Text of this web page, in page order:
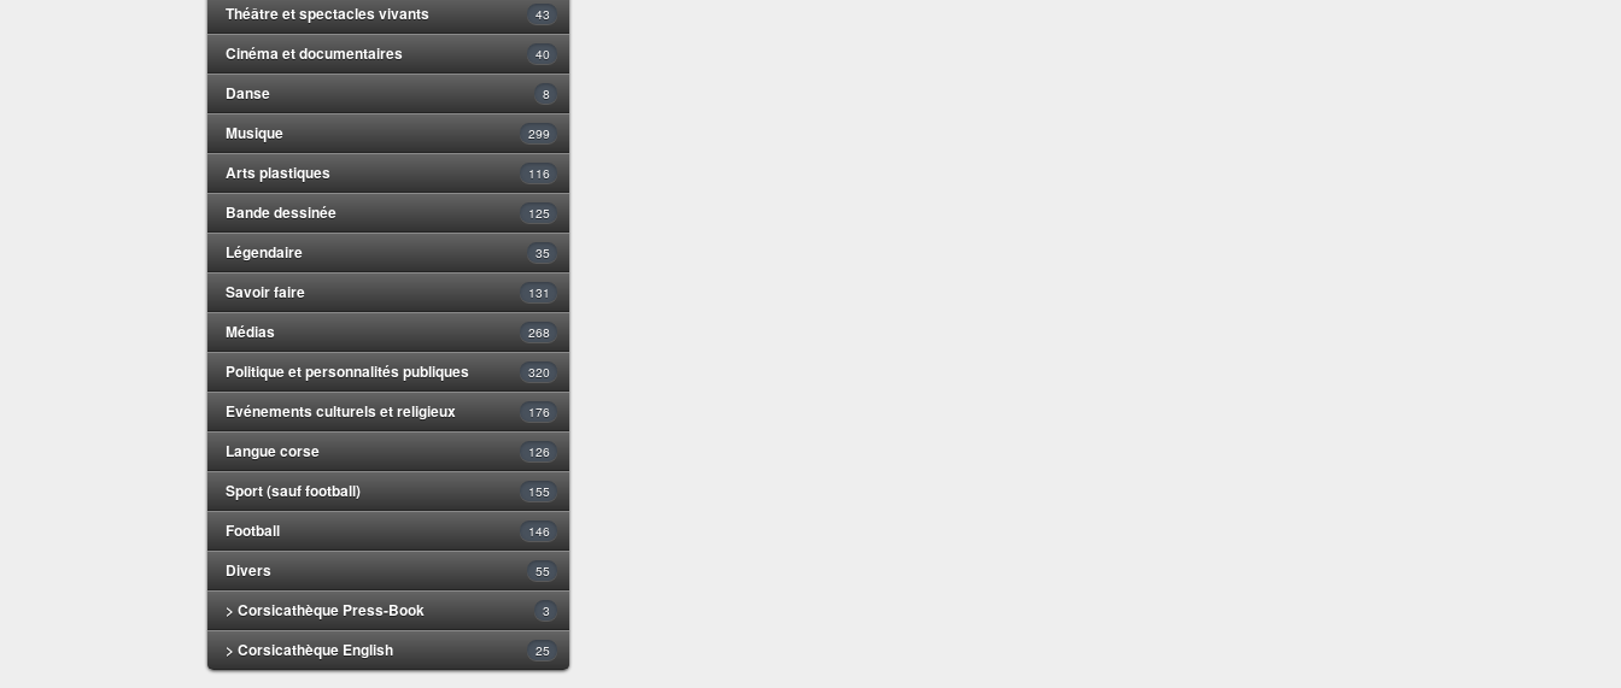
Théâtre et spectacles vivants 43
Cinéma et documentaires 40
Danse 8
Musique 299
Arts plastiques 116
Bande dessinée 125
Légendaire 35
Savoir faire 131
Médias 268
Politique et personnalités publiques 320
Evénements culturels et religieux 176
Langue corse 126
Sport (sauf football) 155
Football 146
Divers 55
> Corsicathèque Press-Book 3
> Corsicathèque English 25